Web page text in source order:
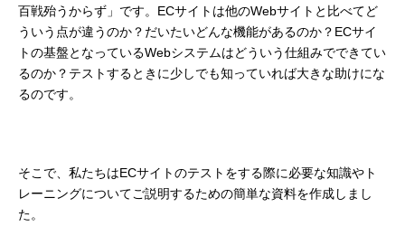
百戦殆うからず」です。ECサイトは他のWebサイトと比べてど
ういう点が違うのか？だいたいどんな機能があるのか？ECサイ
トの基盤となっているWebシステムはどういう仕組みでできてい
るのか？テストするときに少しでも知っていれば大きな助けにな
るのです。
そこで、私たちはECサイトのテストをする際に必要な知識やト
レーニングについてご説明するための簡単な資料を作成しまし
た。